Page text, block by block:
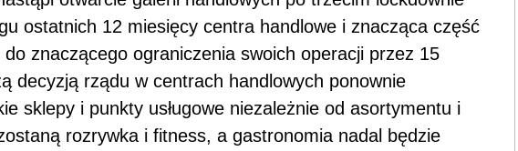
ostatnich 12 miesięcy centra handlowe i znacząca część
znaczącego ograniczenia swoich operacji przez 15
decyzją rządu w centrach handlowych ponownie
sklepy i punkty usługowe niezależnie od asortymentu i
rozrywka i fitness, a gastronomia nadal będzie